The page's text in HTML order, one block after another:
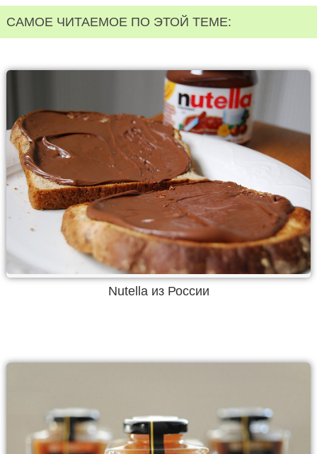
САМОЕ ЧИТАЕМОЕ ПО ЭТОЙ ТЕМЕ:
Nutella из России